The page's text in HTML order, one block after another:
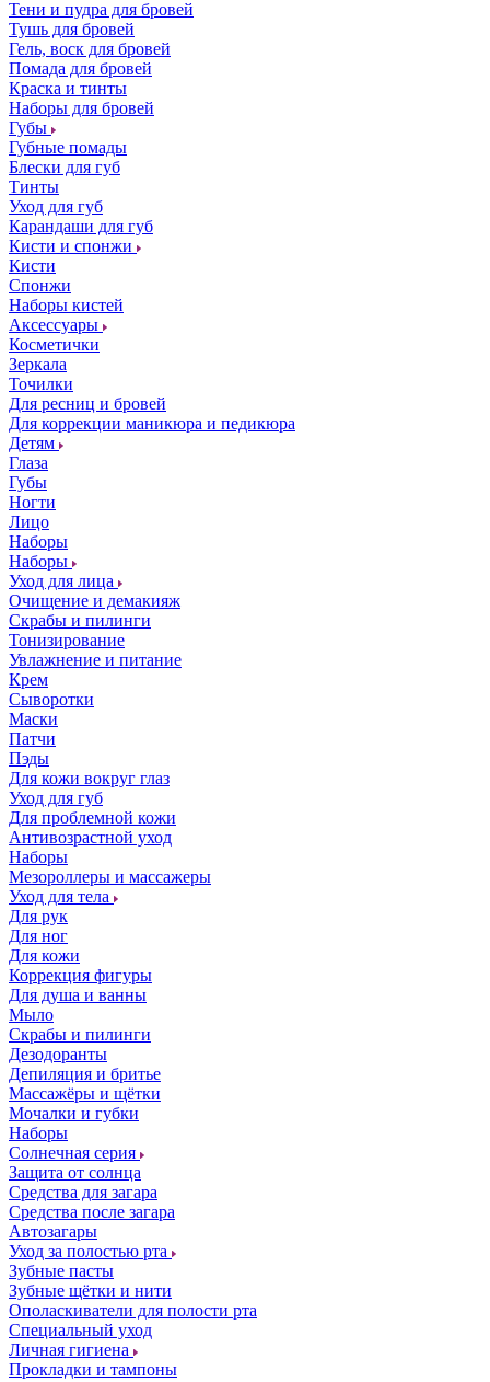
Тени и пудра для бровей
Тушь для бровей
Гель, воск для бровей
Помада для бровей
Краска и тинты
Наборы для бровей
Губы
Губные помады
Блески для губ
Тинты
Уход для губ
Карандаши для губ
Кисти и спонжи
Кисти
Спонжи
Наборы кистей
Аксессуары
Косметички
Зеркала
Точилки
Для ресниц и бровей
Для коррекции маникюра и педикюра
Детям
Глаза
Губы
Ногти
Лицо
Наборы
Наборы
Уход для лица
Очищение и демакияж
Скрабы и пилинги
Тонизирование
Увлажнение и питание
Крем
Сыворотки
Маски
Патчи
Пэды
Для кожи вокруг глаз
Уход для губ
Для проблемной кожи
Антивозрастной уход
Наборы
Мезороллеры и массажеры
Уход для тела
Для рук
Для ног
Для кожи
Коррекция фигуры
Для душа и ванны
Мыло
Скрабы и пилинги
Дезодоранты
Депиляция и бритье
Массажёры и щётки
Мочалки и губки
Наборы
Солнечная серия
Защита от солнца
Средства для загара
Средства после загара
Автозагары
Уход за полостью рта
Зубные пасты
Зубные щётки и нити
Ополаскиватели для полости рта
Специальный уход
Личная гигиена
Прокладки и тампоны